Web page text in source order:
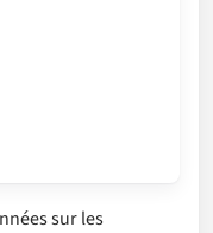
sur les